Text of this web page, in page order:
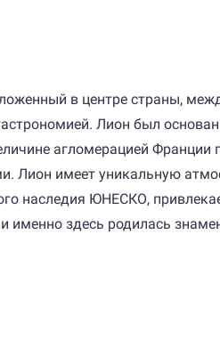
в центре страны,
Лион был
агломерацией Франции
имеет уникальную
наследия ЮНЕСКО,
здесь родилась